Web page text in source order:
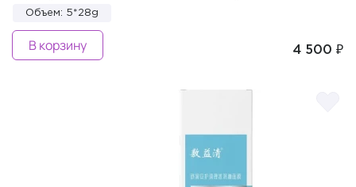
Объем: 5*28g
4 500 ₽
В корзину